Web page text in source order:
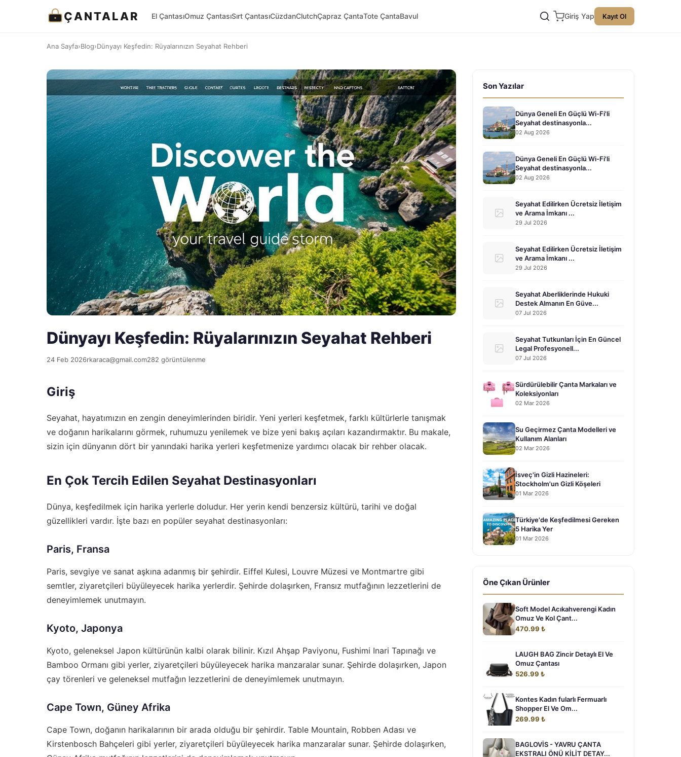
ÇANTALAR El ÇantasıOmuz ÇantasıSırt ÇantasıCüzdanClutchÇapraz ÇantaTote ÇantaBavul Giriş Yap Kayıt Ol
Ana Sayfa›Blog›Dünyayı Keşfedin: Rüyalarınızın Seyahat Rehberi
Dünyayı Keşfedin: Rüyalarınızın Seyahat Rehberi
24 Feb 2026rkaraca@gmail.com282 görüntülenme
Giriş
Seyahat, hayatımızın en zengin deneyimlerinden biridir. Yeni yerleri keşfetmek, farklı kültürlerle tanışmak
ve doğanın harikalarını görmek, ruhumuzu yenilemek ve bize yeni bakış açıları kazandırmaktır. Bu makale,
sizin için dünyanın dört bir yanındaki harika yerleri keşfetmenize yardımcı olacak bir rehber olacak.
En Çok Tercih Edilen Seyahat Destinasyonları
Dünya, keşfedilmek için harika yerlerle doludur. Her yerin kendi benzersiz kültürü, tarihi ve doğal
güzellikleri vardır. İşte bazı en popüler seyahat destinasyonları:
Paris, Fransa
Paris, sevgiye ve sanat aşkına adanmış bir şehirdir. Eiffel Kulesi, Louvre Müzesi ve Montmartre gibi
semtler, ziyaretçileri büyüleyecek harika yerlerdir. Şehirde dolaşırken, Fransız mutfağının lezzetlerini de
deneyimlemek unutmayın.
Kyoto, Japonya
Kyoto, geleneksel Japon kültürünün kalbi olarak bilinir. Kızıl Ahşap Paviyonu, Fushimi Inari Tapınağı ve
Bamboo Ormanı gibi yerler, ziyaretçileri büyüleyecek harika manzaralar sunar. Şehirde dolaşırken, Japon
çay törenleri ve geleneksel mutfağın lezzetlerini de deneyimlemek unutmayın.
Cape Town, Güney Afrika
Cape Town, doğanın harikalarının bir arada olduğu bir şehirdir. Table Mountain, Robben Adası ve
Kirstenbosch Bahçeleri gibi yerler, ziyaretçileri büyüleyecek harika manzaralar sunar. Şehirde dolaşırken,
Son Yazılar
Dünya Geneli En Güçlü Wi-Fi'li
Seyahat destinasyonla...
02 Aug 2026
Dünya Geneli En Güçlü Wi-Fi'li
Seyahat destinasyonla...
02 Aug 2026
Seyahat Edilirken Ücretsiz İletişim
ve Arama İmkanı ...
29 Jul 2026
Seyahat Edilirken Ücretsiz İletişim
ve Arama İmkanı ...
29 Jul 2026
Seyahat Aberliklerinde Hukuki
Destek Almanın En Güve...
07 Jul 2026
Seyahat Tutkunları İçin En Güncel
Legal Profesyonell...
07 Jul 2026
Sürdürülebilir Çanta Markaları ve
Koleksiyonları
02 Mar 2026
Su Geçirmez Çanta Modelleri ve
Kullanım Alanları
02 Mar 2026
İsveç'in Gizli Hazineleri:
Stockholm'un Gizli Köşeleri
01 Mar 2026
Türkiye'de Keşfedilmesi Gereken
5 Harika Yer
01 Mar 2026
Öne Çıkan Ürünler
Soft Model Acıkahverengi Kadın
Omuz Ve Kol Çant...
470.99 ₺
LAUGH BAG Zincir Detaylı El Ve
Omuz Çantası
526.99 ₺
Kontes Kadın fularlı Fermuarlı
Shopper El Ve Om...
269.99 ₺
BAGLOVİS - YAVRU ÇANTA
EKSTRALI ÖNÜ KİLİT DETAY...